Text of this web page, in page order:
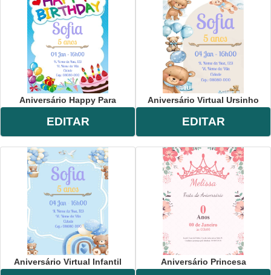
Aniversário Happy Para
EDITAR
Aniversário Virtual Ursinho
EDITAR
Aniversário Virtual Infantil Aniversário Princesa